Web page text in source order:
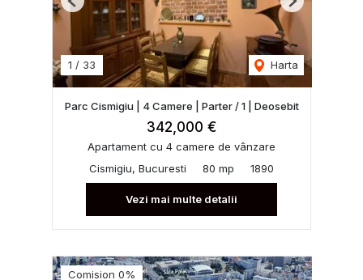
1 / 33 Harta
Previous Next
Parc Cismigiu | 4 Camere | Parter / 1 | Deosebit
342,000 €
Apartament cu 4 camere de vânzare
Cismigiu, Bucuresti
80 mp 1890
Vezi mai multe detalii
Comision 0%